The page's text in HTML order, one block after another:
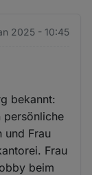
2025 - 10:45
bekannt:
persönliche
und Frau
Frau
beim